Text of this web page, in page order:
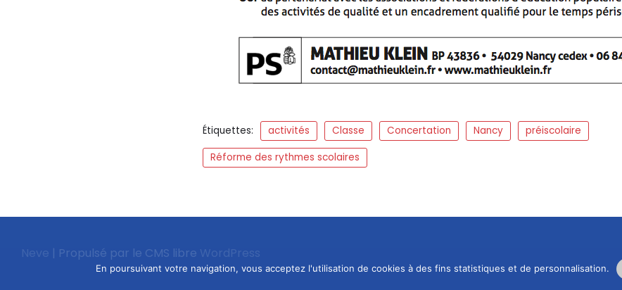
Étiquettes: activités Classe Concertation Nancy
préiscolaire
Réforme des rythmes scolaires
Neve | Propulsé par le CMS libre WordPress
En poursuivant votre navigation, vous acceptez l'utilisation de cookies à des fins statistiques et de personnalisation.